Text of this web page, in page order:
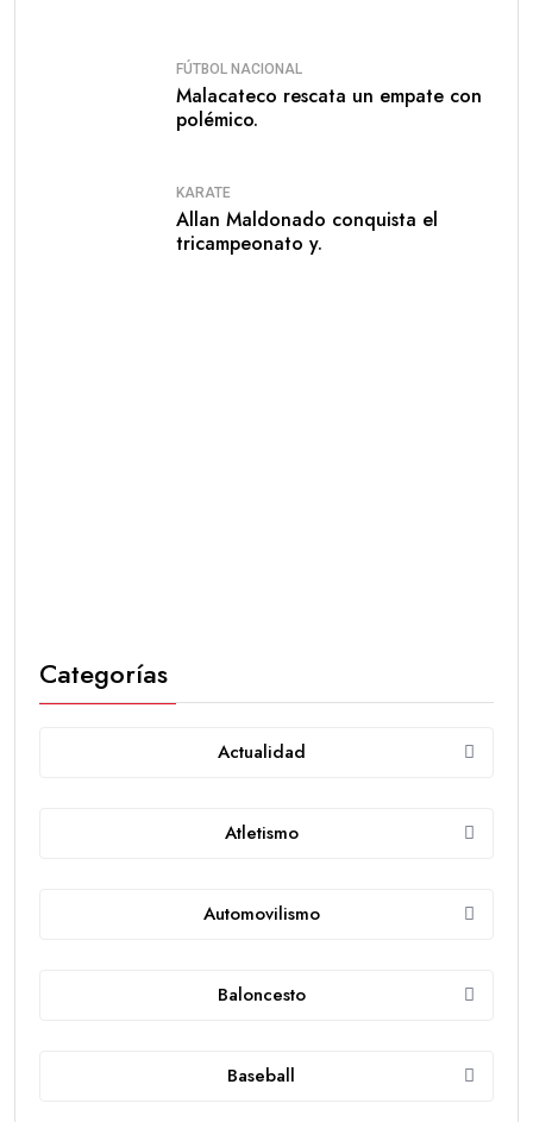
FÚTBOL NACIONAL
Malacateco rescata un empate con
polémico.
KARATE
Allan Maldonado conquista el
tricampeonato y.
Categorías
Actualidad
Atletismo
Automovilismo
Baloncesto
Baseball